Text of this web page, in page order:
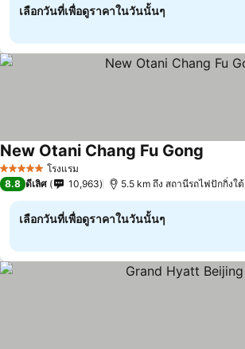
เลือกวันที่เพื่อดูราคาในวันนั้นๆ
5 ดาว โรงแรม
New Otani Chang Fu Gong
8.8 ดีเลิศ 10,963 5.5 km ถึง สถานีรถไฟปักกิ่งใต้
เลือกวันที่เพื่อดูราคาในวันนั้นๆ